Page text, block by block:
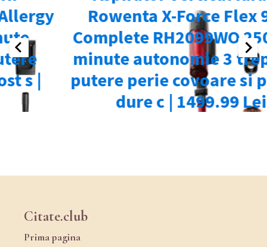
Citate.club
Prima pagina